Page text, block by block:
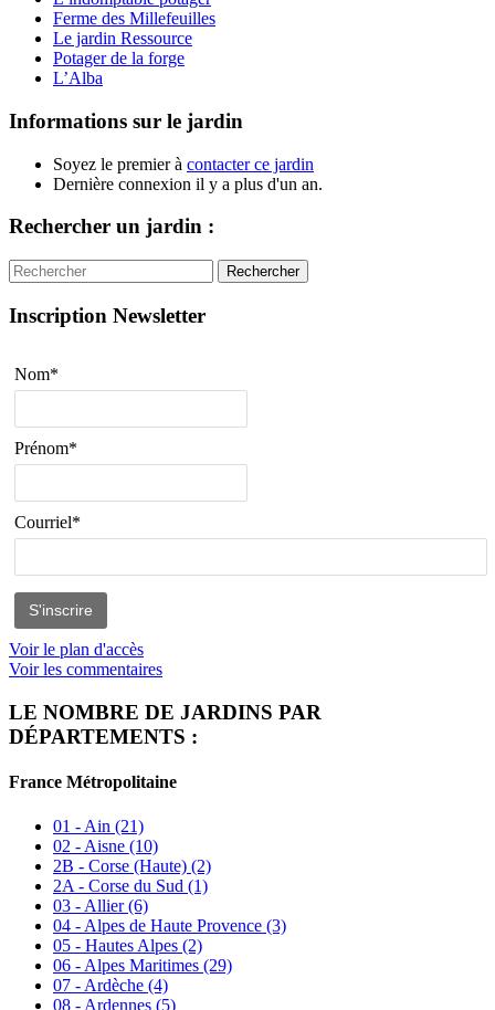
Ferme des Millefeuilles
Le jardin Ressource
Potager de la forge
L’Alba
Informations sur le jardin
Soyez le premier à contacter ce jardin
Dernière connexion il y a plus d'un an.
Rechercher un jardin :
Rechercher
Inscription Newsletter
Nom*
Prénom*
Courriel*
Voir le plan d'accès
Voir les commentaires
LE NOMBRE DE JARDINS PAR
DÉPARTEMENTS :
France Métropolitaine
01 - Ain (21)
02 - Aisne (10)
2B - Corse (Haute) (2)
2A - Corse du Sud (1)
03 - Allier(6)
04 - Alpes de Haute Provence (3)
05 - Hautes Alpes (2)
06 - Alpes Maritimes (29)
07 - Ardèche (4)
08 - Ardennes (5)